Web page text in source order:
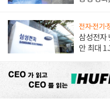
전자·전기·
삼성전자
안 최대